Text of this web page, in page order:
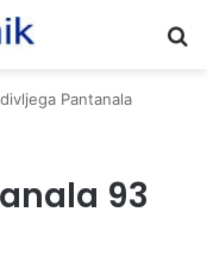
Pantanala
93